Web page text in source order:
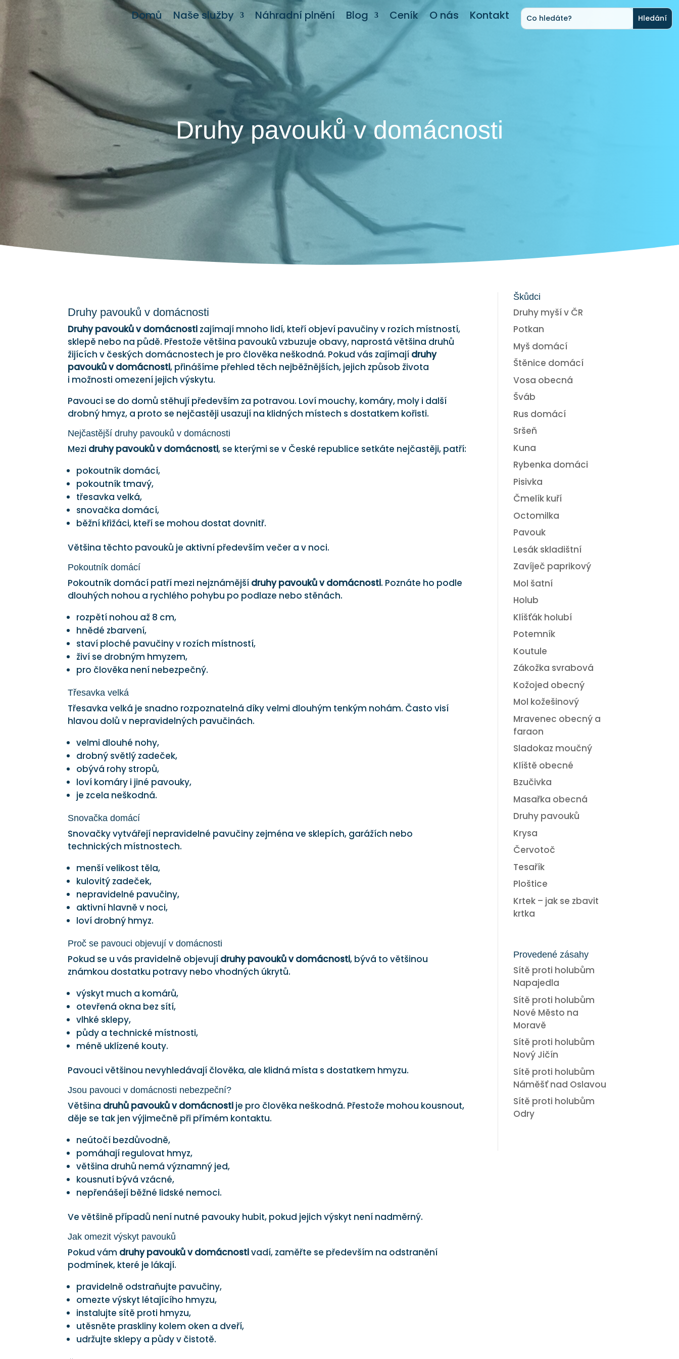
Domů Naše služby Náhradní plnění Blog Ceník O nás Kontakt
Druhy pavouků v domácnosti
Druhy pavouků v domácnosti
Druhy pavouků v domácnosti zajímají mnoho lidí, kteří objeví pavučiny v rozích místností,
sklepě nebo na půdě. Přestože většina pavouků vzbuzuje obavy, naprostá většina druhů
žijících v českých domácnostech je pro člověka neškodná. Pokud vás zajímají druhy
pavouků v domácnosti, přinášíme přehled těch nejběžnějších, jejich způsob života
i možnosti omezení jejich výskytu.
Pavouci se do domů stěhují především za potravou. Loví mouchy, komáry, moly i další
drobný hmyz, a proto se nejčastěji usazují na klidných místech s dostatkem kořisti.
Nejčastější druhy pavouků v domácnosti
Mezi druhy pavouků v domácnosti, se kterými se v České republice setkáte nejčastěji, patří:
pokoutník domácí,
pokoutník tmavý,
třesavka velká,
snovačka domácí,
běžní křižáci, kteří se mohou dostat dovnitř.
Většina těchto pavouků je aktivní především večer a v noci.
Pokoutník domácí
Pokoutník domácí patří mezi nejznámější druhy pavouků v domácnosti. Poznáte ho podle
dlouhých nohou a rychlého pohybu po podlaze nebo stěnách.
rozpětí nohou až 8 cm,
hnědé zbarvení,
staví ploché pavučiny v rozích místností,
živí se drobným hmyzem,
pro člověka není nebezpečný.
Třesavka velká
Třesavka velká je snadno rozpoznatelná díky velmi dlouhým tenkým nohám. Často visí
hlavou dolů v nepravidelných pavučinách.
velmi dlouhé nohy,
drobný světlý zadeček,
obývá rohy stropů,
loví komáry i jiné pavouky,
je zcela neškodná.
Snovačka domácí
Snovačky vytvářejí nepravidelné pavučiny zejména ve sklepích, garážích nebo
technických místnostech.
menší velikost těla,
kulovitý zadeček,
nepravidelné pavučiny,
aktivní hlavně v noci,
loví drobný hmyz.
Proč se pavouci objevují v domácnosti
Pokud se u vás pravidelně objevují druhy pavouků v domácnosti, bývá to většinou
známkou dostatku potravy nebo vhodných úkrytů.
výskyt much a komárů,
otevřená okna bez sítí,
vlhké sklepy,
půdy a technické místnosti,
méně uklízené kouty.
Pavouci většinou nevyhledávají člověka, ale klidná místa s dostatkem hmyzu.
Jsou pavouci v domácnosti nebezpeční?
Většina druhů pavouků v domácnosti je pro člověka neškodná. Přestože mohou kousnout,
děje se tak jen výjimečně při přímém kontaktu.
neútočí bezdůvodně,
pomáhají regulovat hmyz,
většina druhů nemá významný jed,
kousnutí bývá vzácné,
nepřenášejí běžné lidské nemoci.
Ve většině případů není nutné pavouky hubit, pokud jejich výskyt není nadměrný.
Jak omezit výskyt pavouků
Pokud vám druhy pavouků v domácnostivadí, zaměřte se především na odstranění
podmínek, které je lákají.
pravidelně odstraňujte pavučiny,
omezte výskyt létajícího hmyzu,
instalujte sítě proti hmyzu,
utěsněte praskliny kolem oken a dveří,
udržujte sklepy a půdy v čistotě.
Škůdci
Druhy myší v ČR
Potkan
Myš domácí
Štěnice domácí
Vosa obecná
Šváb
Rus domácí
Sršeň
Kuna
Rybenka domáci
Pisivka
Čmelík kuří
Octomilka
Pavouk
Lesák skladištní
Zavíječ paprikový
Mol šatní
Holub
Klíšťák holubí
Potemník
Koutule
Zákožka svrabová
Kožojed obecný
Mol kožešinový
Mravenec obecný a
faraon
Sladokaz moučný
Klíště obecné
Bzučivka
Masařka obecná
Druhy pavouků
Krysa
Červotoč
Tesařík
Ploštice
Krtek – jak se zbavit
krtka
Provedené zásahy
Sítě proti holubům
Napajedla
Sítě proti holubům
Nové Město na
Moravě
Sítě proti holubům
Nový Jičín
Sítě proti holubům
Náměšť nad Oslavou
Sítě proti holubům
Odry